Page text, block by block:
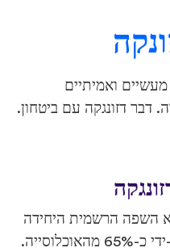
ואמיתיים
דבר דזונגקה עם ביטחון.
השפה הרשמית היחידה
של בְּהוטָן, שם היא מדוברת על-ידי כ-65% מהאוכלוסייה.